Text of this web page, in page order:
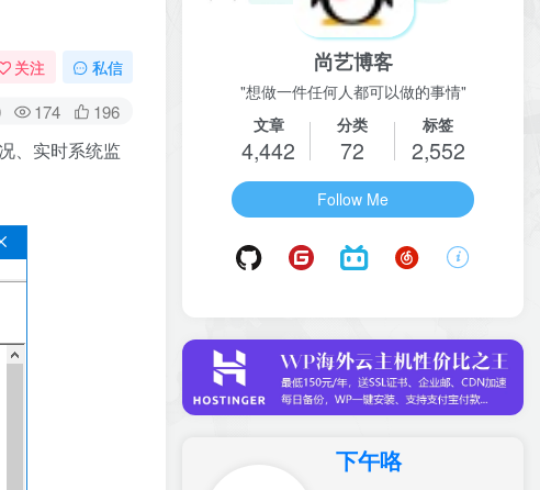
关注 私信
174 196
、实时系统监
尚艺博客
"想做一件任何人都可以做的事情"
文章
4,442
分类
72
标签
2,552
Follow Me
下午咯